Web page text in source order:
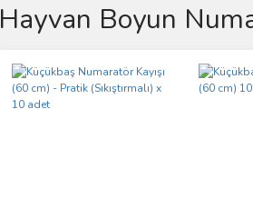
Hayvan Boyun